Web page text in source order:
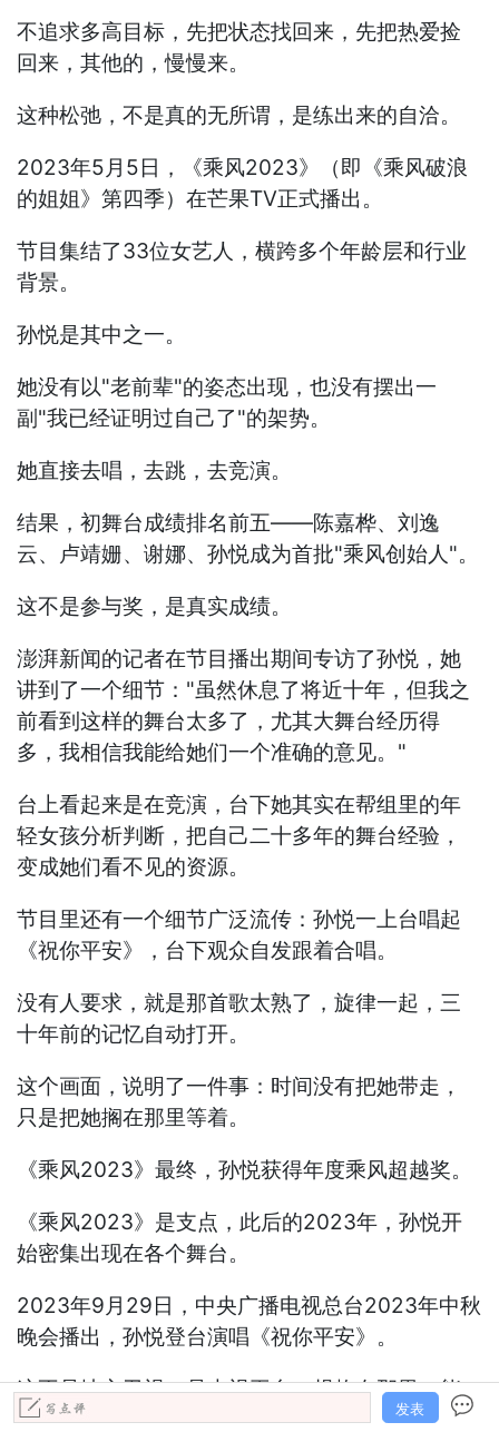
不追求多高目标，先把状态找回来，先把热爱捡
回来，其他的，慢慢来。
这种松弛，不是真的无所谓，是练出来的自洽。
2023年5月5日，《乘风2023》（即《乘风破浪
的姐姐》第四季）在芒果TV正式播出。
节目集结了33位女艺人，横跨多个年龄层和行业
背景。
孙悦是其中之一。
她没有以"老前辈"的姿态出现，也没有摆出一
副"我已经证明过自己了"的架势。
她直接去唱，去跳，去竞演。
结果，初舞台成绩排名前五——陈嘉桦、刘逸
云、卢靖姗、谢娜、孙悦成为首批"乘风创始人"。
这不是参与奖，是真实成绩。
澎湃新闻的记者在节目播出期间专访了孙悦，她
讲到了一个细节："虽然休息了将近十年，但我之
前看到这样的舞台太多了，尤其大舞台经历得
多，我相信我能给她们一个准确的意见。"
台上看起来是在竞演，台下她其实在帮组里的年
轻女孩分析判断，把自己二十多年的舞台经验，
变成她们看不见的资源。
节目里还有一个细节广泛流传：孙悦一上台唱起
《祝你平安》，台下观众自发跟着合唱。
没有人要求，就是那首歌太熟了，旋律一起，三
十年前的记忆自动打开。
这个画面，说明了一件事：时间没有把她带走，
只是把她搁在那里等着。
《乘风2023》最终，孙悦获得年度乘风超越奖。
《乘风2023》是支点，此后的2023年，孙悦开
始密集出现在各个舞台。
2023年9月29日，中央广播电视总台2023年中秋
晚会播出，孙悦登台演唱《祝你平安》。
这不是地方卫视，是央视平台，规格在那里，能
被选上，本身就是认可。
发表